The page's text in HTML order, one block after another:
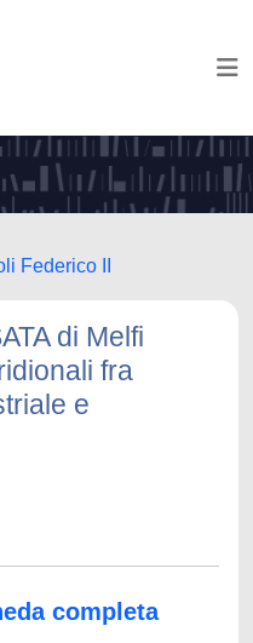
Federico II
di Melfi
fra
e
completa